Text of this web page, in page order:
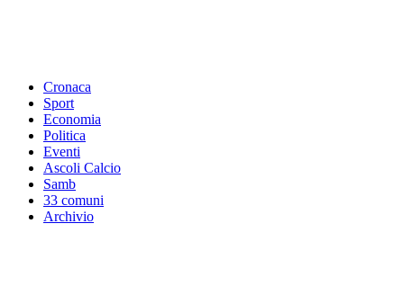
Cronaca
Sport
Economia
Politica
Eventi
Ascoli Calcio
Samb
33 comuni
Archivio